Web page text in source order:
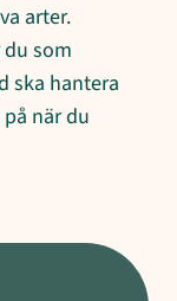
arter.
som
ska hantera
när du